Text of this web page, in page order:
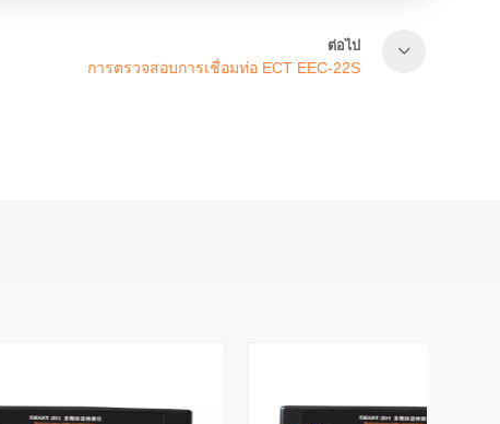
ต่อไป
การตรวจสอบการเชื่อมท่อ ECT EEC-22S